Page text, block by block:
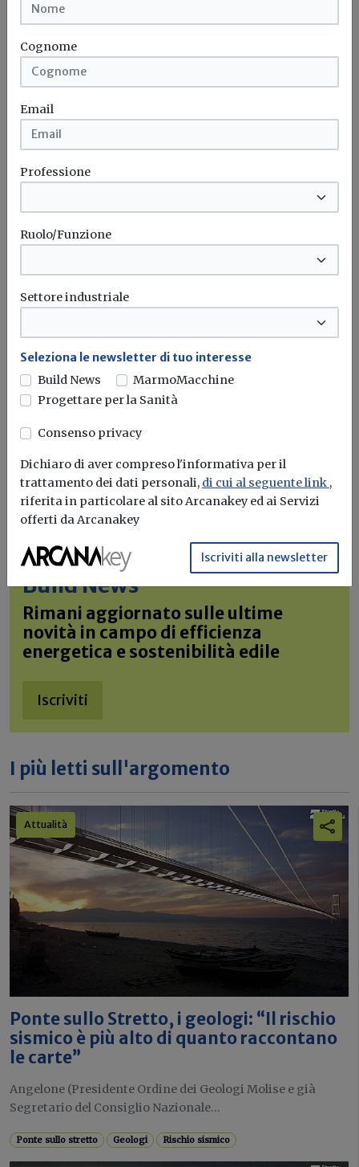
SCIA Modulistica Alberghi
Attualità
Salva Casa e nuovo modulo
Segnalazione Certificata per l’Agibilità:
Regione Piemonte ha...
Agibilità Decreto salva casa
Iscriviti alla newsletter di
Build News
Rimani aggiornato sulle ultime
novità in campo di efficienza
energetica e sostenibilità edile
Iscriviti
I più letti sull'argomento
Attualità
Ponte sullo Stretto, i geologi: “Il rischio
sismico è più alto di quanto raccontano
le carte”
Angelone (Presidente Ordine dei Geologi Molise e già
Segretario del Consiglio Nazionale...
Ponte sullo stretto Geologi Rischio sismico
Cognome
Email
Professione
Ruolo/Funzione
Settore industriale
Seleziona le newsletter di tuo interesse
Build News
MarmoMacchine
Progettare per la Sanità
Consenso privacy
Dichiaro di aver compreso l'informativa per il
trattamento dei dati personali, di cui al seguente link ,
riferita in particolare al sito Arcanakey ed ai Servizi
offerti da Arcanakey
Iscriviti alla newsletter